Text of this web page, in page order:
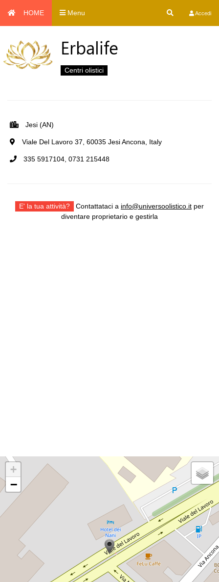
HOME Menu Accedi
Erbalife
Centri olistici
Jesi (AN)
Viale Del Lavoro 37, 60035 Jesi Ancona, Italy
335 5917104, 0731 215448
E' la tua attività? Contattataci a info@universoolistico.it per
diventare proprietario e gestirla
+
−